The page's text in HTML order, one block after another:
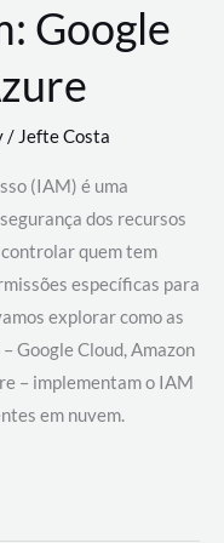
Google
/ Jefte Costa
(IAM) é uma
dos recursos
quem tem
específicas para
explorar como as
Google Cloud, Amazon
– implementam o IAM
em nuvem.